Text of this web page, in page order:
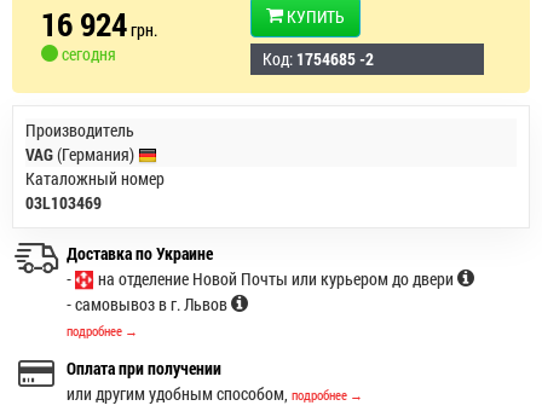
16 924грн.
сегодня
КУПИТЬ
Код: 1754685 -2
Производитель
VAG(Германия)
Каталожный номер
03L103469
Доставка по Украине
-
на отделение Новой Почты или курьером до двери
- самовывоз в г. Львов
подробнее →
Оплата при получении
или другим удобным способом, подробнее →